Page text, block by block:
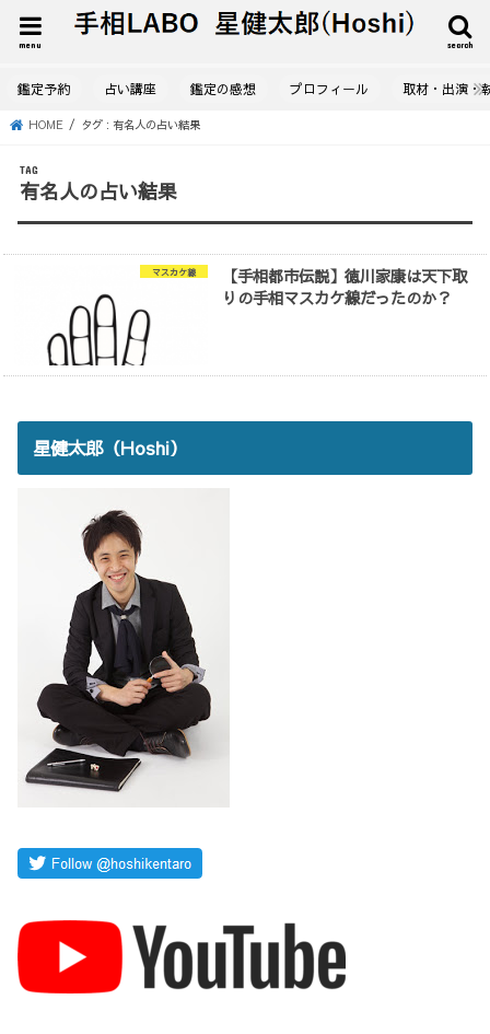
search
menu
鑑定予約 占い講座 鑑定の感想 プロフィール 取材・出演・
HOME タグ : 有名人の占い結果
TAG
有名人の占い結果
マスカケ線
【手相都市伝説】徳川家康は天下取
りの手相マスカケ線だったのか？
星健太郎（Hoshi）